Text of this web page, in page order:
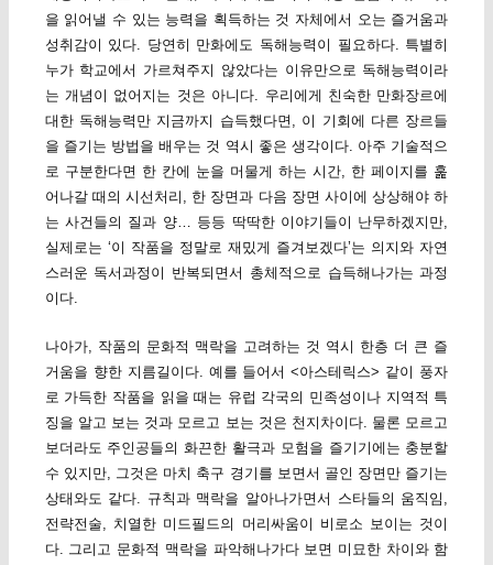
을 읽어낼 수 있는 능력을 획득하는 것 자체에서 오는 즐거움과
성취감이 있다. 당연히 만화에도 독해능력이 필요하다. 특별히
누가 학교에서 가르쳐주지 않았다는 이유만으로 독해능력이라
는 개념이 없어지는 것은 아니다. 우리에게 친숙한 만화장르에
대한 독해능력만 지금까지 습득했다면, 이 기회에 다른 장르들
을 즐기는 방법을 배우는 것 역시 좋은 생각이다. 아주 기술적으
로 구분한다면 한 칸에 눈을 머물게 하는 시간, 한 페이지를 훑
어나갈 때의 시선처리, 한 장면과 다음 장면 사이에 상상해야 하
는 사건들의 질과 양… 등등 딱딱한 이야기들이 난무하겠지만,
실제로는 ‘이 작품을 정말로 재밌게 즐겨보겠다’는 의지와 자연
스러운 독서과정이 반복되면서 총체적으로 습득해나가는 과정
이다.
나아가, 작품의 문화적 맥락을 고려하는 것 역시 한층 더 큰 즐
거움을 향한 지름길이다. 예를 들어서 <아스테릭스> 같이 풍자
로 가득한 작품을 읽을 때는 유럽 각국의 민족성이나 지역적 특
징을 알고 보는 것과 모르고 보는 것은 천지차이다. 물론 모르고
보더라도 주인공들의 화끈한 활극과 모험을 즐기기에는 충분할
수 있지만, 그것은 마치 축구 경기를 보면서 골인 장면만 즐기는
상태와도 같다. 규칙과 맥락을 알아나가면서 스타들의 움직임,
전략전술, 치열한 미드필드의 머리싸움이 비로소 보이는 것이
다. 그리고 문화적 맥락을 파악해나가다 보면 미묘한 차이와 함